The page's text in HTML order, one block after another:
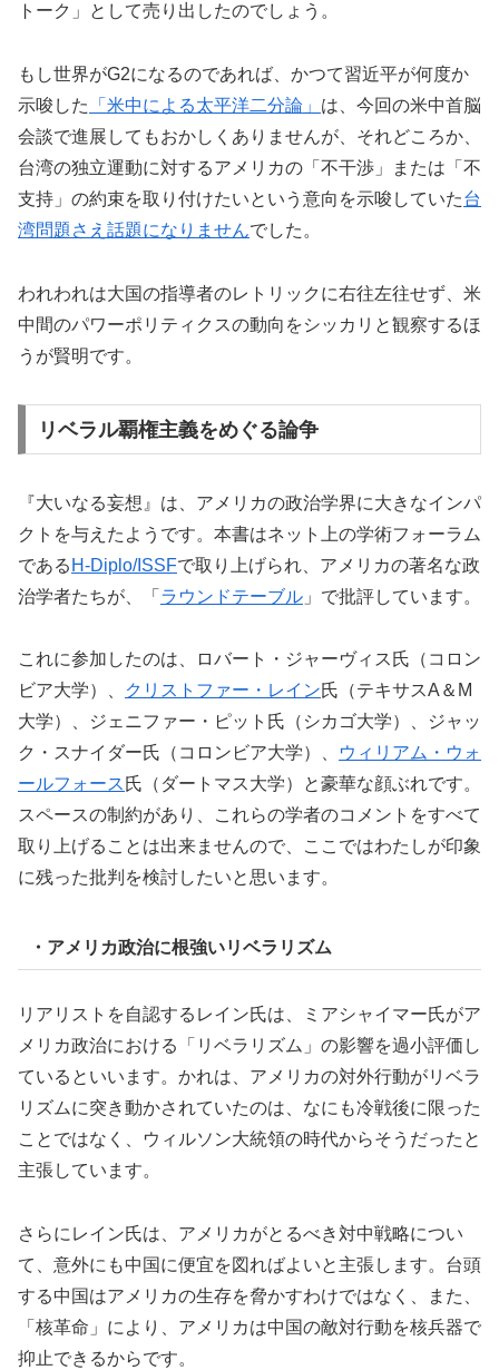
トーク」として売り出したのでしょう。
もし世界がG2になるのであれば、かつて習近平が何度か
示唆した
「米中による太平洋二分論」 は、今回の米中首脳
会談で進展してもおかしくありませんが、それどころか、
台湾の独立運動に対するアメリカの「不干渉」または「不
支持」の約束を取り付けたいという意向を示唆していた台
湾問題さえ話題になりませんでした。
われわれは大国の指導者のレトリックに右往左往せず、米
中間のパワーポリティクスの動向をシッカリと観察するほ
うが賢明です。
リベラル覇権主義をめぐる論争
『大いなる妄想』は、アメリカの政治学界に大きなインパ
クトを与えたようです。本書はネット上の学術フォーラム
である H-Diplo/ISSFで取り上げられ、アメリカの著名な政
治学者たちが、「 ラウンドテーブル 」で批評しています。
これに参加したのは、ロバート・ジャーヴィス氏（コロン
ビア大学）、
クリストファー・レイン氏（テキサスA＆M
大学）、ジェニファー・ピット氏（シカゴ大学）、ジャッ
ク・スナイダー氏（コロンビア大学）、
ウィリアム・ウォ
ールフォース 氏（ダートマス大学）と豪華な顔ぶれです。
スペースの制約があり、これらの学者のコメントをすべて
取り上げることは出来ませんので、ここではわたしが印象
に残った批判を検討したいと思います。
・アメリカ政治に根強いリベラリズム
リアリストを自認するレイン氏は、ミアシャイマー氏がア
メリカ政治における「リベラリズム」の影響を過小評価し
ているといいます。かれは、アメリカの対外行動がリベラ
リズムに突き動かされていたのは、なにも冷戦後に限った
ことではなく、ウィルソン大統領の時代からそうだったと
主張しています。
さらにレイン氏は、アメリカがとるべき対中戦略につい
て、意外にも中国に便宜を図ればよいと主張します。台頭
する中国はアメリカの生存を脅かすわけではなく、また、
「核革命」により、アメリカは中国の敵対行動を核兵器で
抑止できるからです。